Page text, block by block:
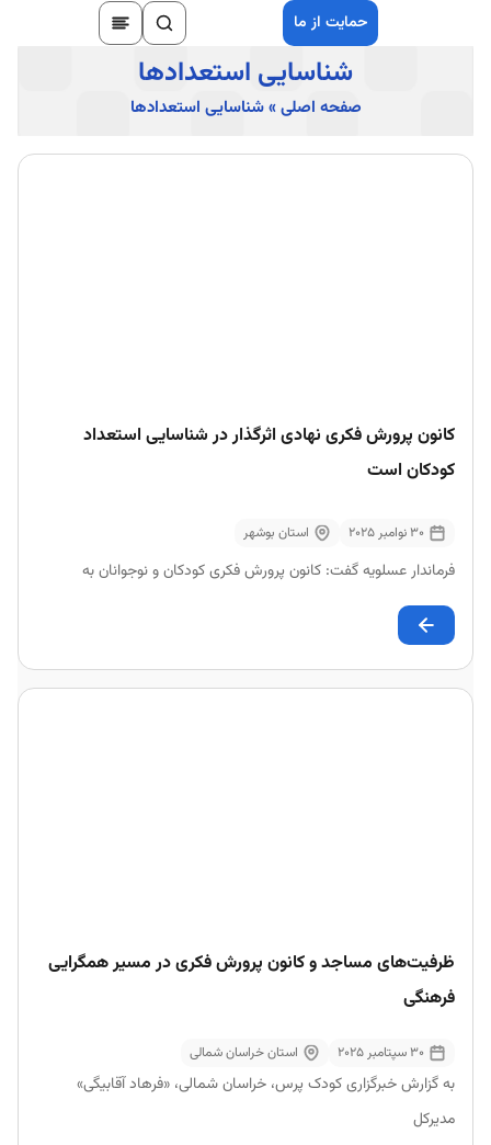
حمایت از ما
شناسایی استعدادها
صفحه اصلی»شناسایی استعدادها
کانون پرورش فکری نهادی اثرگذار در شناسایی استعداد
کودکان است
30 نوامبر 2025 استان بوشهر
فرماندار عسلویه گفت: کانون پرورش فکری کودکان و نوجوانان به
ظرفیت‌های مساجد و کانون پرورش فکری در مسیر همگرایی
فرهنگی
30 سپتامبر 2025 استان خراسان شمالی
به گزارش خبرگزاری کودک پرس، خراسان شمالی، «فرهاد آقابیگی»
مدیرکل